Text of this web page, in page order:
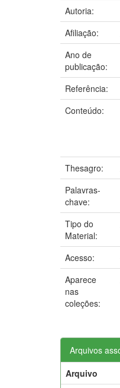
Autoria:
Afiliação:
Ano de
publicação:
Referência:
Conteúdo:
Thesagro:
Palavras-
chave:
Tipo do
Material:
Acesso:
Aparece
nas
coleções:
Arquivos
Arquivo